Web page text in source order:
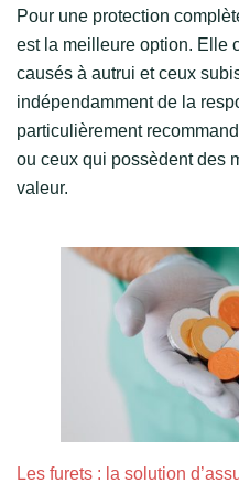
Pour une protection
est la meilleure option. Elle
causés à autrui et ceux
indépendamment de la
particulièrement
ou ceux qui possèdent des
valeur.
Les furets : la solution